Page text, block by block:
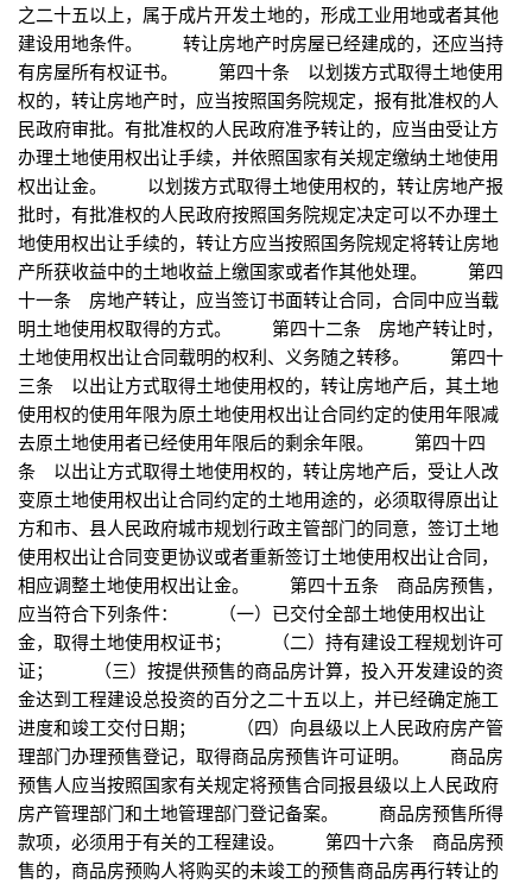
之二十五以上，属于成片开发土地的，形成工业用地或者其他
建设用地条件。 转让房地产时房屋已经建成的，还应当持
有房屋所有权证书。 第四十条 以划拨方式取得土地使用
权的，转让房地产时，应当按照国务院规定，报有批准权的人
民政府审批。有批准权的人民政府准予转让的，应当由受让方
办理土地使用权出让手续，并依照国家有关规定缴纳土地使用
权出让金。 以划拨方式取得土地使用权的，转让房地产报
批时，有批准权的人民政府按照国务院规定决定可以不办理土
地使用权出让手续的，转让方应当按照国务院规定将转让房地
产所获收益中的土地收益上缴国家或者作其他处理。 第四
十一条 房地产转让，应当签订书面转让合同，合同中应当载
明土地使用权取得的方式。 第四十二条 房地产转让时，
土地使用权出让合同载明的权利、义务随之转移。 第四十
三条 以出让方式取得土地使用权的，转让房地产后，其土地
使用权的使用年限为原土地使用权出让合同约定的使用年限减
去原土地使用者已经使用年限后的剩余年限。 第四十四
条 以出让方式取得土地使用权的，转让房地产后，受让人改
变原土地使用权出让合同约定的土地用途的，必须取得原出让
方和市、县人民政府城市规划行政主管部门的同意，签订土地
使用权出让合同变更协议或者重新签订土地使用权出让合同，
相应调整土地使用权出让金。 第四十五条 商品房预售，
应当符合下列条件： （一）已交付全部土地使用权出让
金，取得土地使用权证书； （二）持有建设工程规划许可
证； （三）按提供预售的商品房计算，投入开发建设的资
金达到工程建设总投资的百分之二十五以上，并已经确定施工
进度和竣工交付日期； （四）向县级以上人民政府房产管
理部门办理预售登记，取得商品房预售许可证明。 商品房
预售人应当按照国家有关规定将预售合同报县级以上人民政府
房产管理部门和土地管理部门登记备案。 商品房预售所得
款项，必须用于有关的工程建设。 第四十六条 商品房预
售的，商品房预购人将购买的未竣工的预售商品房再行转让的